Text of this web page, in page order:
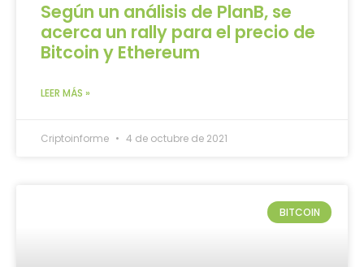
Según un análisis de PlanB, se
acerca un rally para el precio de
Bitcoin y Ethereum
LEER MÁS »
Criptoinforme 4 de octubre de 2021
BITCOIN